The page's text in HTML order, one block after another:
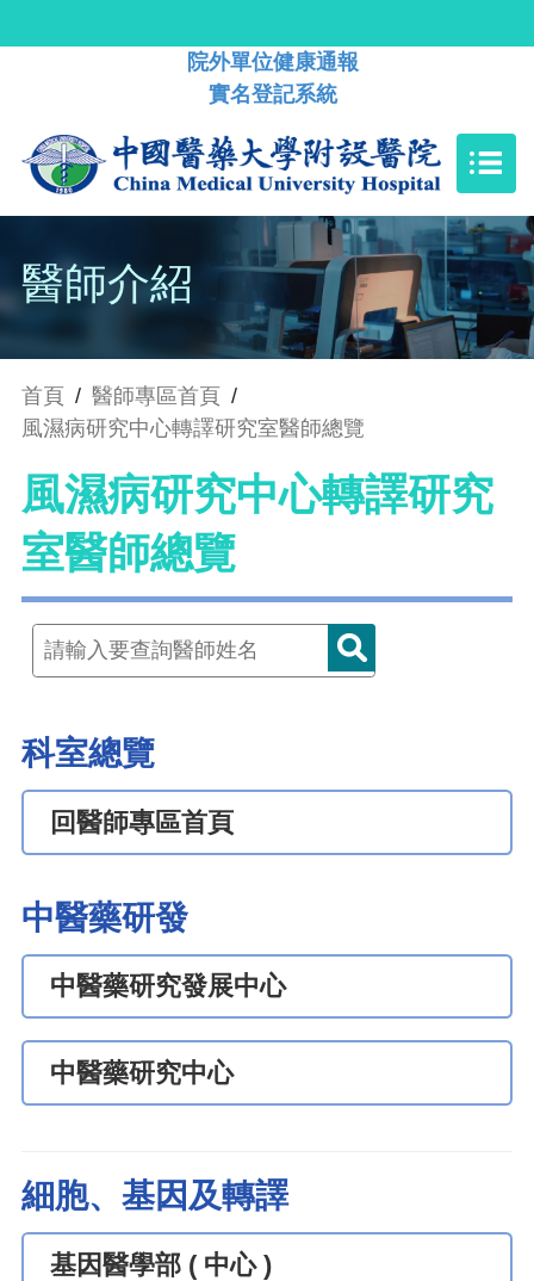
院外單位健康通報
實名登記系統
醫師介紹
首頁 / 醫師專區首頁 /
風濕病研究中心轉譯研究室醫師總覽
風濕病研究中心轉譯研究
室醫師總覽
科室總覽
回醫師專區首頁
中醫藥研發
中醫藥研究發展中心
中醫藥研究中心
細胞、基因及轉譯
基因醫學部 ( 中心 )